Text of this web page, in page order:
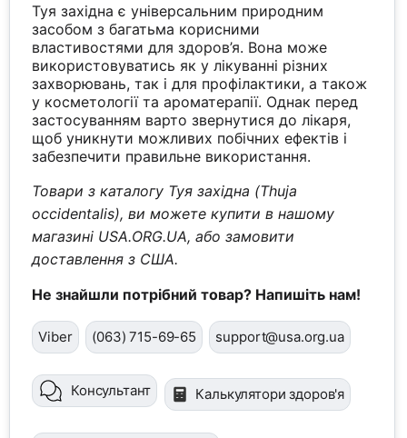
Туя західна є універсальним природним
засобом з багатьма корисними
властивостями для здоров’я. Вона може
використовуватись як у лікуванні різних
захворювань, так і для профілактики, а також
у косметології та ароматерапії. Однак перед
застосуванням варто звернутися до лікаря,
щоб уникнути можливих побічних ефектів і
забезпечити правильне використання.
Товари з каталогу Туя західна (Thuja
occidentalis), ви можете купити в нашому
магазині USA.ORG.UA, або замовити
доставлення з США.
Не знайшли потрібний товар? Напишіть нам!
Viber (063) 715-69-65 support@usa.org.ua
Консультант Калькулятори здоров'я